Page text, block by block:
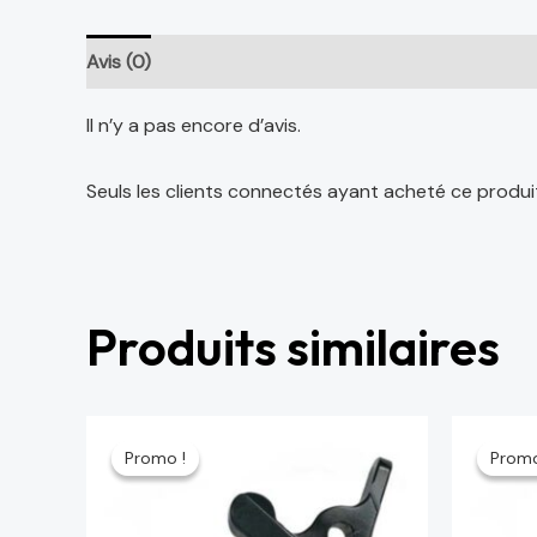
Avis (0)
Il n’y a pas encore d’avis.
Seuls les clients connectés ayant acheté ce
Produits similaires
Promo !
Promo !
initial
actuel